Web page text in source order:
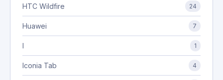
HTC Wildfire 24
Huawei 7
I 1
Iconia Tab 4